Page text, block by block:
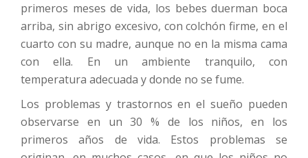
primeros meses de vida, los bebes duerman boca
arriba, sin abrigo excesivo, con colchón firme, en el
cuarto con su madre, aunque no en la misma cama
con ella. En un ambiente tranquilo, con
temperatura adecuada y donde no se fume.
Los problemas y trastornos en el sueño pueden
observarse en un 30 % de los niños, en los
primeros años de vida. Estos problemas se